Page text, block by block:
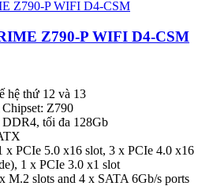
Z790-P WIFI D4-CSM
hệ thứ 12 và 13
Z790
tối đa 128Gb
x PCIe 5.0 x16 slot, 3 x PCIe 4.0 x16
1 x PCIe 3.0 x1 slot
M.2 slots and 4 x SATA 6Gb/s ports